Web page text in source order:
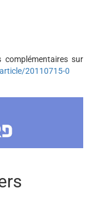
complémentaires sur
20110715-0